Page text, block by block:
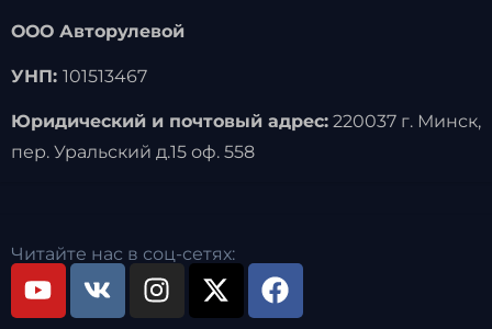
ООО Авторулевой
УНП: 101513467
Юридический и почтовый адрес:220037 г. Минск,
пер. Уральский д.15 оф. 558
Читайте нас в соц-сетях: